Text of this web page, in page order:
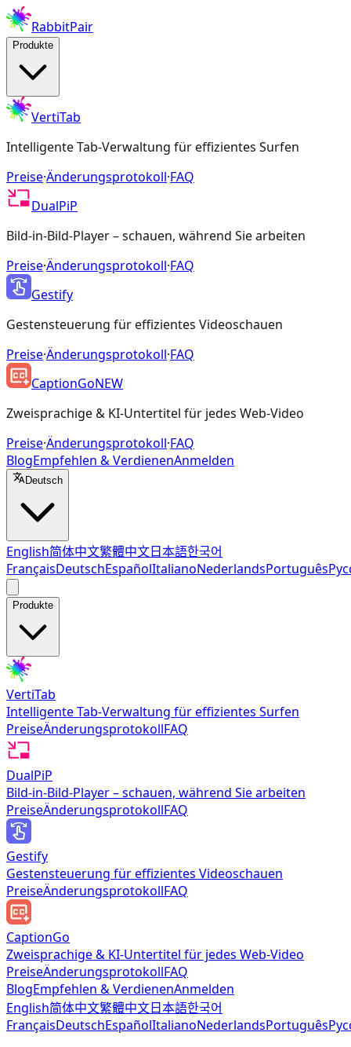
RabbitPair
Produkte
VertiTab
Intelligente Tab-Verwaltung für effizientes Surfen
Preise·Änderungsprotokoll·FAQ
DualPiP
Bild-in-Bild-Player – schauen, während Sie arbeiten
Preise·Änderungsprotokoll·FAQ
Gestify
Gestensteuerung für effizientes Videoschauen
Preise·Änderungsprotokoll·FAQ
CaptionGoNEW
Zweisprachige & KI-Untertitel für jedes Web-Video
Preise·Änderungsprotokoll·FAQ
BlogEmpfehlen & VerdienenAnmelden
Deutsch
English简体中文繁體中文日本語한국어
FrançaisDeutschEspañolItalianoNederlandsPortuguês
Produkte
VertiTab
Intelligente Tab-Verwaltung für effizientes Surfen
PreiseÄnderungsprotokollFAQ
DualPiP
Bild-in-Bild-Player – schauen, während Sie arbeiten
PreiseÄnderungsprotokollFAQ
Gestify
Gestensteuerung für effizientes Videoschauen
PreiseÄnderungsprotokollFAQ
CaptionGo
Zweisprachige & KI-Untertitel für jedes Web-Video
PreiseÄnderungsprotokollFAQ
BlogEmpfehlen & VerdienenAnmelden
English简体中文繁體中文日本語한국어
FrançaisDeutschEspañolItalianoNederlandsPortuguês